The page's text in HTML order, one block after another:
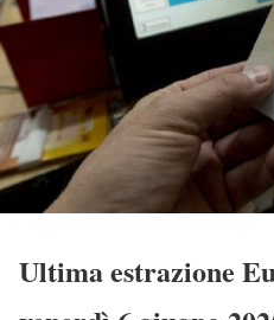
Ultima estrazione